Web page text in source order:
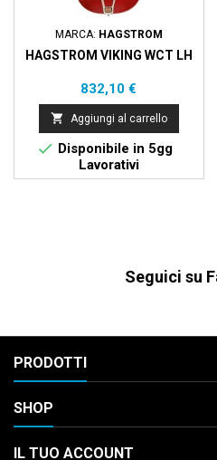
MARCA: HAGSTROM
HAGSTROM VIKING WCT LH
Prezzo
832,10 €
 Aggiungi al carrello
 Disponibile in 5gg
Lavorativi
Seguici su
PRODOTTI
SHOP
IL TUO ACCOUNT